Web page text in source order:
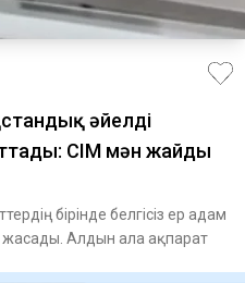
әйелді
СІМ мән жайды
бірінде белгісіз ер адам
жасады. Алдын ала ақпарат